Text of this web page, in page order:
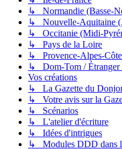
↳ Normandie (Basse-
↳ Nouvelle-Aquitaine
↳ Occitanie (Midi-
↳ Pays de la Loire
↳ Provence-Alpes-
↳ Dom-Tom / Étranger
Vos créations
↳ La Gazette du
↳ Votre avis sur la
↳ Scénarios
↳ L'atelier d'écriture
↳ Idées d'intrigues
↳ Modules DDD dans